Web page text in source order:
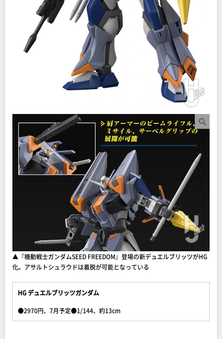
▲『機動戦士ガンダムSEED FREEDOM』登場の新デュエルブリッツがHG
化。アサルトシュラウドは着脱が可能となっている
HG デュエルブリッツガンダム
●2970円、7月予定●1/144、約13cm